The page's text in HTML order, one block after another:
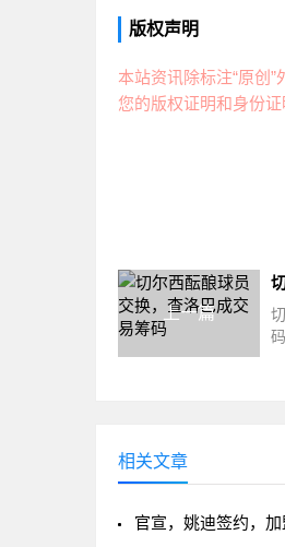
版权声明
本站资讯除标注“原创
您的版权证明和身份
上一篇
相关文章